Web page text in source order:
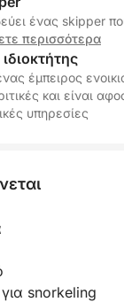
ένας skipper
περισσότερα
έμπειρος
και είναι
υπηρεσίες
snorkeling